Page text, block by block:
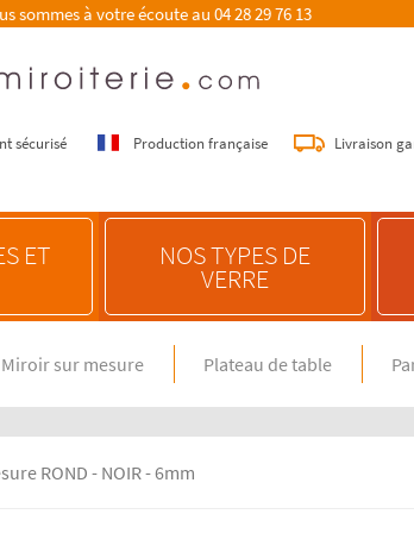
sommes à votre écoute au 04 28 29 76 13
sécurisé Production française Livraison
NOS CONSEILS
Choisir une crédence de cuisine
Entretenir une crédence de cuisine
Poser une crédence de cuisine
ET NOS TYPES DE
VERRE
Miroir sur mesure Plateau de table
ROND - NOIR - 6mm